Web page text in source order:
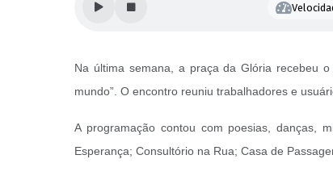
Na última semana, a praça da Glória recebeu
mundo”. O encontro reuniu trabalhadores e
A programação contou com poesias, danças,
Esperança; Consultório na Rua; Casa de